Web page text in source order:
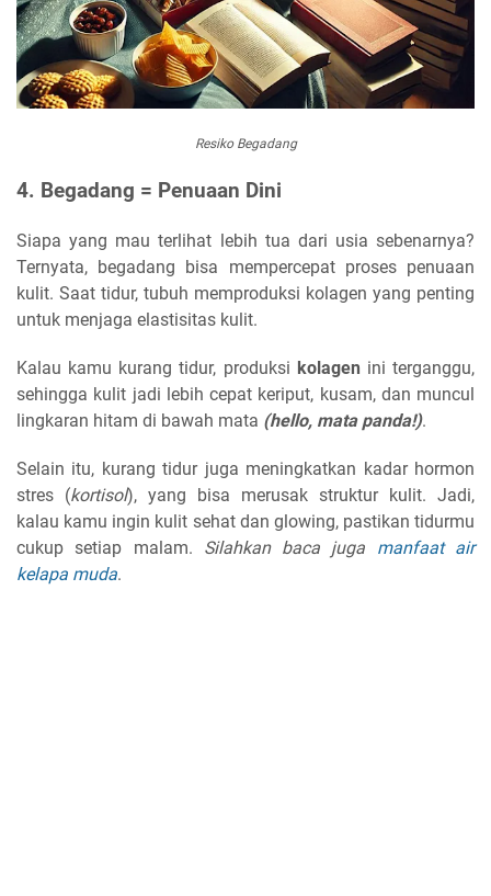
Resiko Begadang
4. Begadang = Penuaan Dini
Siapa yang mau terlihat lebih tua dari usia sebenarnya?
Ternyata, begadang bisa mempercepat proses penuaan
kulit. Saat tidur, tubuh memproduksi kolagen yang penting
untuk menjaga elastisitas kulit.
Kalau kamu kurang tidur, produksi kolagen ini terganggu,
sehingga kulit jadi lebih cepat keriput, kusam, dan muncul
lingkaran hitam di bawah mata (hello, mata panda!).
Selain itu, kurang tidur juga meningkatkan kadar hormon
stres (kortisol), yang bisa merusak struktur kulit. Jadi,
kalau kamu ingin kulit sehat dan glowing, pastikan tidurmu
cukup setiap malam. Silahkan baca juga manfaat air
kelapa muda.